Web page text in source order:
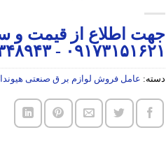
جهت اطلاع از قیمت و
۰۹۱۷۳۱۵۱۶۲۱ - ۰۷۱۳۲۳۴۸۹۴۳
دسته: عامل فروش لوازم بر ق صنعتی